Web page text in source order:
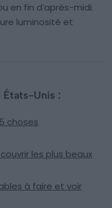
en fin d’après-midi.
luminosité et
États-Unis :
choses
les plus beaux
à faire et voir